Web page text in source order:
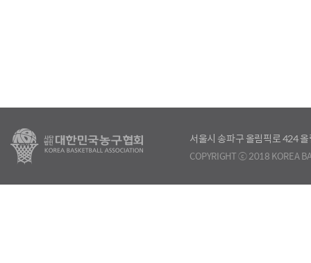
서울시 송파구 올림픽로 424
COPYRIGHT ⓒ 2018 KOREA